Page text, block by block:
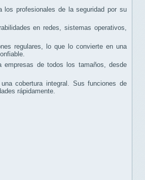
los profesionales de la seguridad por su
en redes, sistemas operativos,
regulares, lo que lo convierte en una
empresas de todos los tamaños, desde
cobertura integral. Sus funciones de
rápidamente.